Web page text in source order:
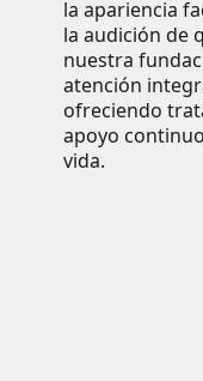
la apariencia
la audición de
nuestra
atención
ofreciendo
apoyo
vida.